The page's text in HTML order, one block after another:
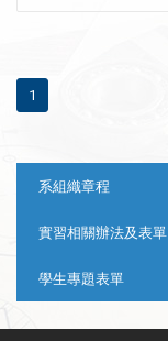
1
系組織章程
實習相關辦法及表單
學生專題表單